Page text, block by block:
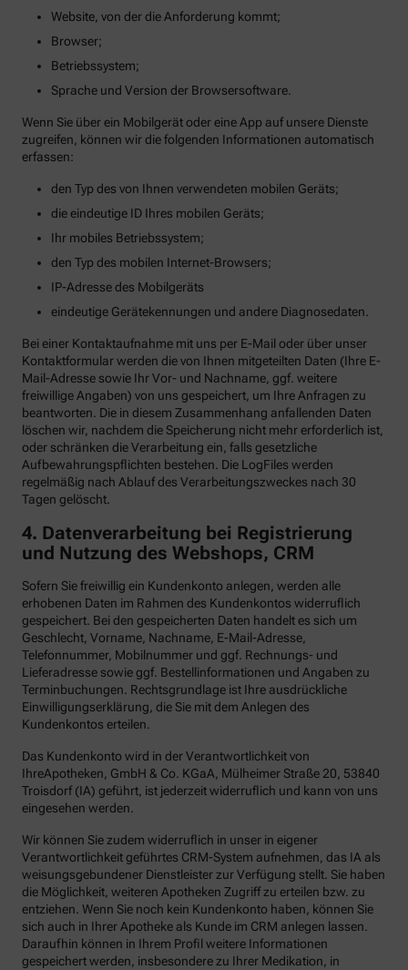
Website, von der die Anforderung kommt;
Browser;
Betriebssystem;
Sprache und Version der Browsersoftware.
Wenn Sie über ein Mobilgerät oder eine App auf unsere Dienste
zugreifen, können wir die folgenden Informationen automatisch
erfassen:
den Typ des von Ihnen verwendeten mobilen Geräts;
die eindeutige ID Ihres mobilen Geräts;
Ihr mobiles Betriebssystem;
den Typ des mobilen Internet-Browsers;
IP-Adresse des Mobilgeräts
eindeutige Gerätekennungen und andere Diagnosedaten.
Bei einer Kontaktaufnahme mit uns per E-Mail oder über unser
Kontaktformular werden die von Ihnen mitgeteilten Daten (Ihre E-
Mail-Adresse sowie Ihr Vor- und Nachname, ggf. weitere
freiwillige Angaben) von uns gespeichert, um Ihre Anfragen zu
beantworten. Die in diesem Zusammenhang anfallenden Daten
löschen wir, nachdem die Speicherung nicht mehr erforderlich ist,
oder schränken die Verarbeitung ein, falls gesetzliche
Aufbewahrungspflichten bestehen. Die LogFiles werden
regelmäßig nach Ablauf des Verarbeitungszweckes nach 30
Tagen gelöscht.
4. Datenverarbeitung bei Registrierung
und Nutzung des Webshops, CRM
Sofern Sie freiwillig ein Kundenkonto anlegen, werden alle
erhobenen Daten im Rahmen des Kundenkontos widerruflich
gespeichert. Bei den gespeicherten Daten handelt es sich um
Geschlecht, Vorname, Nachname, E-Mail-Adresse,
Telefonnummer, Mobilnummer und ggf. Rechnungs- und
Lieferadresse sowie ggf. Bestellinformationen und Angaben zu
Terminbuchungen. Rechtsgrundlage ist Ihre ausdrückliche
Einwilligungserklärung, die Sie mit dem Anlegen des
Kundenkontos erteilen.
Das Kundenkonto wird in der Verantwortlichkeit von
IhreApotheken, GmbH & Co. KGaA, Mülheimer Straße 20, 53840
Troisdorf (IA) geführt, ist jederzeit widerruflich und kann von uns
eingesehen werden.
Wir können Sie zudem widerruflich in unser in eigener
Verantwortlichkeit geführtes CRM-System aufnehmen, das IA als
weisungsgebundener Dienstleister zur Verfügung stellt. Sie haben
die Möglichkeit, weiteren Apotheken Zugriff zu erteilen bzw. zu
entziehen. Wenn Sie noch kein Kundenkonto haben, können Sie
sich auch in Ihrer Apotheke als Kunde im CRM anlegen lassen.
Daraufhin können in Ihrem Profil weitere Informationen
gespeichert werden, insbesondere zu Ihrer Medikation, in